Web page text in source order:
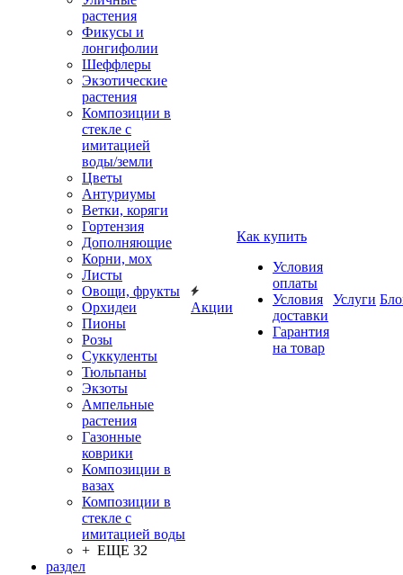
растения
Фикусы и
лонгифолии
Шеффлеры
Экзотические
растения
Композиции в
стекле с
имитацией
воды/земли
Цветы
Антуриумы
Ветки, коряги
Гортензия
Дополняющие
Корни, мох
Листы
Овощи, фрукты
Орхидеи
Пионы
Розы
Суккуленты
Тюльпаны
Экзоты
Ампельные
растения
Газонные
коврики
Композиции в
вазах
Композиции в
стекле с
имитацией воды
+ ЕЩЕ 32
раздел
Акции
Как купить
Условия
оплаты
Условия
доставки
Гарантия
на товар
Услуги